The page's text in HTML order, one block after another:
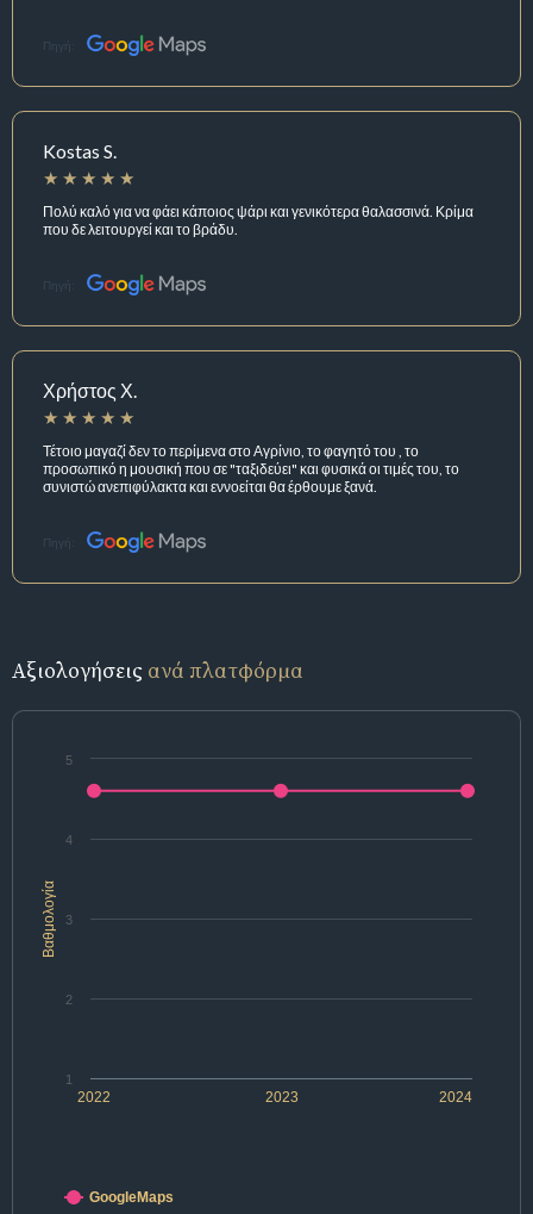
Πηγή:
Kostas S.
Πολύ καλό για να φάει κάποιος ψάρι και γενικότερα θαλασσινά. Κρίμα
που δε λειτουργεί και το βράδυ.
Πηγή:
Χρήστος Χ.
Τέτοιο μαγαζί δεν το περίμενα στο Αγρίνιο, το φαγητό του , το
προσωπικό η μουσική που σε "ταξιδεύει" και φυσικά οι τιμές του, το
συνιστώ ανεπιφύλακτα και εννοείται θα έρθουμε ξανά.
Πηγή:
Αξιολογήσεις ανά πλατφόρμα
Βαθμολογία
2022 2023 2024
1
2
3
4
5
GoogleMaps